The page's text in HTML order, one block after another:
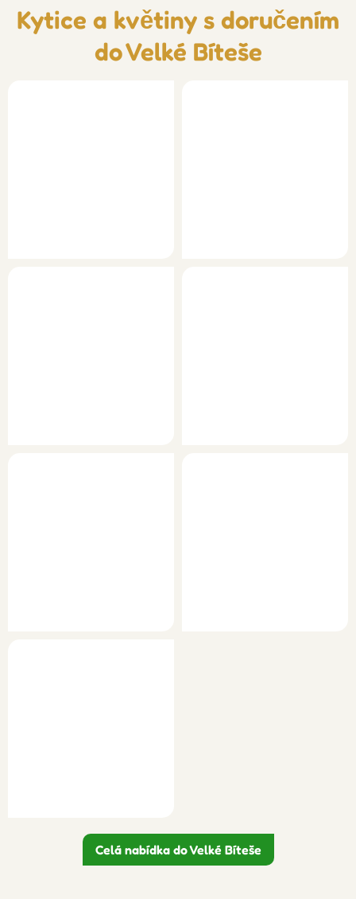
Kytice a květiny s doručením
do Velké Bíteše
Celá nabídka do Velké Bíteše